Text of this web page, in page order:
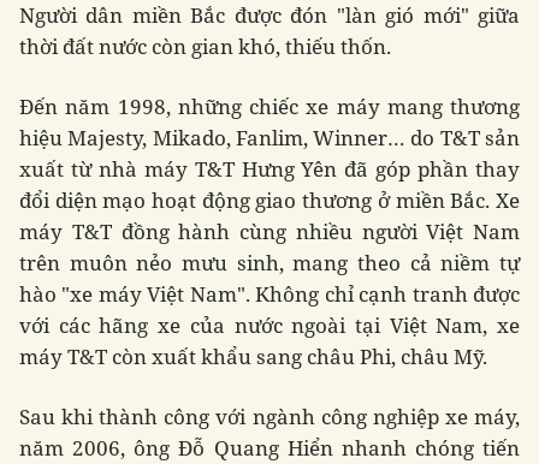
Người dân miền Bắc được đón "làn gió mới" giữa
thời đất nước còn gian khó, thiếu thốn.
Đến năm 1998, những chiếc xe máy mang thương
hiệu Majesty, Mikado, Fanlim, Winner… do T&T sản
xuất từ nhà máy T&T Hưng Yên đã góp phần thay
đổi diện mạo hoạt động giao thương ở miền Bắc. Xe
máy T&T đồng hành cùng nhiều người Việt Nam
trên muôn nẻo mưu sinh, mang theo cả niềm tự
hào "xe máy Việt Nam". Không chỉ cạnh tranh được
với các hãng xe của nước ngoài tại Việt Nam, xe
máy T&T còn xuất khẩu sang châu Phi, châu Mỹ.
Sau khi thành công với ngành công nghiệp xe máy,
năm 2006, ông Đỗ Quang Hiển nhanh chóng tiến